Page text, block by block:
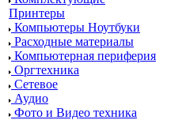
Принтеры
Компьютеры Ноутбуки
Расходные материалы
Компьютерная периферия
Оргтехника
Сетевое
Аудио
Фото и Видео техника